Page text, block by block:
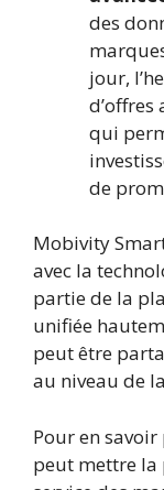
des
jour,
d’offres
qui
de
Mobivity
avec la
partie de la
unifiée
peut être
au niveau de
Pour en
peut mettre la